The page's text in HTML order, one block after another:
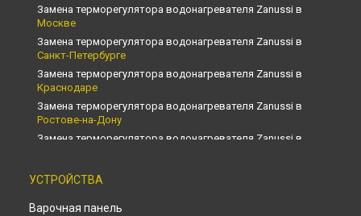
Замена терморегулятора водонагревателя Zanussi в
Москве
Замена терморегулятора водонагревателя Zanussi в
Санкт-Петербурге
Замена терморегулятора водонагревателя Zanussi в
Краснодаре
Замена терморегулятора водонагревателя Zanussi в
Ростове-на-Дону
Замена терморегулятора водонагревателя Zanussi в
Замена терморегулятора водонагревателя Zanussi в
Новосибирске
Замена терморегулятора водонагревателя Zanussi в
УСТРОЙСТВА
Варочная панель